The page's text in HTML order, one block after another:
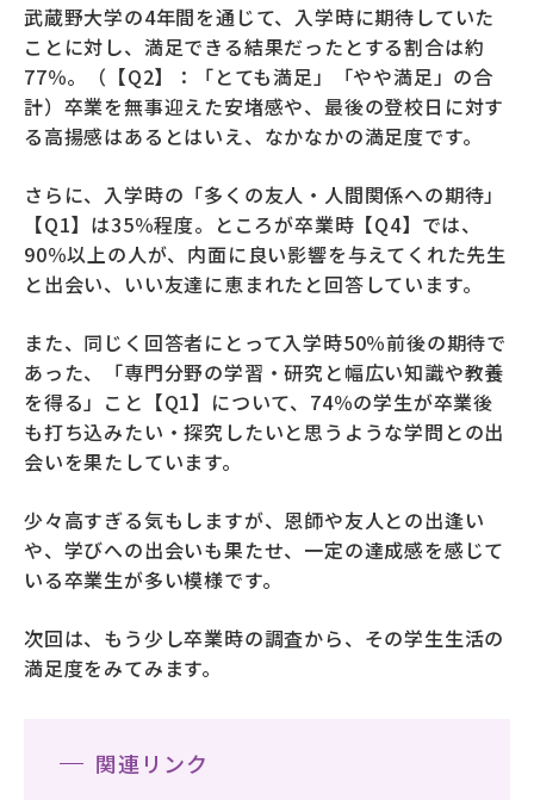
武蔵野大学の4年間を通じて、入学時に期待していた
ことに対し、満足できる結果だったとする割合は約
77％。（【Q2】：「とても満足」「やや満足」の合
計）卒業を無事迎えた安堵感や、最後の登校日に対す
る高揚感はあるとはいえ、なかなかの満足度です。
さらに、入学時の「多くの友人・人間関係への期待」
【Q1】は35％程度。ところが卒業時【Q4】では、
90％以上の人が、内面に良い影響を与えてくれた先生
と出会い、いい友達に恵まれたと回答しています。
また、同じく回答者にとって入学時50％前後の期待で
あった、「専門分野の学習・研究と幅広い知識や教養
を得る」こと【Q1】について、74％の学生が卒業後
も打ち込みたい・探究したいと思うような学問との出
会いを果たしています。
少々高すぎる気もしますが、恩師や友人との出逢い
や、学びへの出会いも果たせ、一定の達成感を感じて
いる卒業生が多い模様です。
次回は、もう少し卒業時の調査から、その学生生活の
満足度をみてみます。
関連リンク